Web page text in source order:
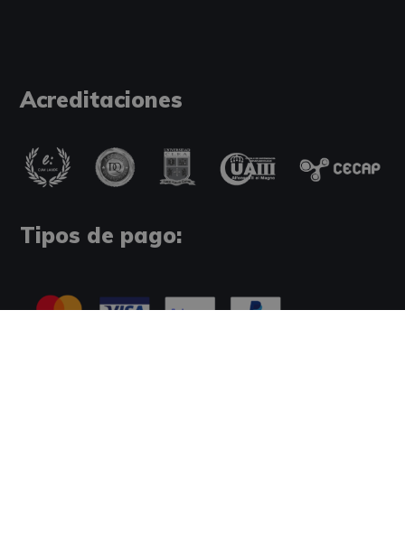
Acreditaciones
Tipos de pago: